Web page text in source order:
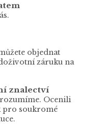
objednat
záruku na
znalectví
Ocenili
pro soukromé